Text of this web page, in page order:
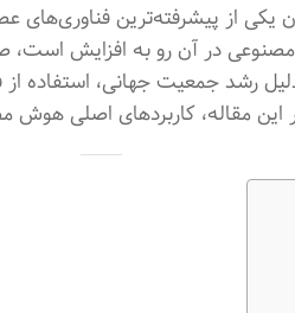
یکی از پیشرفته‌ترین فناوری‌های
در آن رو به افزایش
رشد جمعیت جهانی، استفاده
مقاله، کاربردهای اصلی